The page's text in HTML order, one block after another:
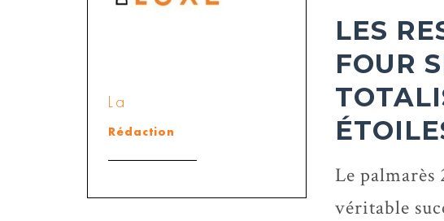
La
Rédaction
LES
FOUR
Le
véritable